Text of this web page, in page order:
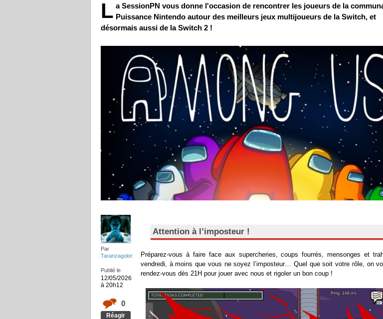
L a SessionPN vous donne l'occasion de rencontrer les joueurs de la
Puissance Nintendo autour des meilleurs jeux multijoueurs de la Switch, et
désormais aussi de la Switch 2 !
Par
Taranzagolor
Publié le
12/05/2026
à 20h12
0
Réagir
Attention à l’imposteur !
Préparez-vous à faire face aux supercheries, coups fourrés, mensonges et
vendredi, à moins que vous ne soyez l’imposteur… Quel que soit votre rôle, on
rendez-vous dès 21H pour jouer avec nous et rigoler un bon coup !